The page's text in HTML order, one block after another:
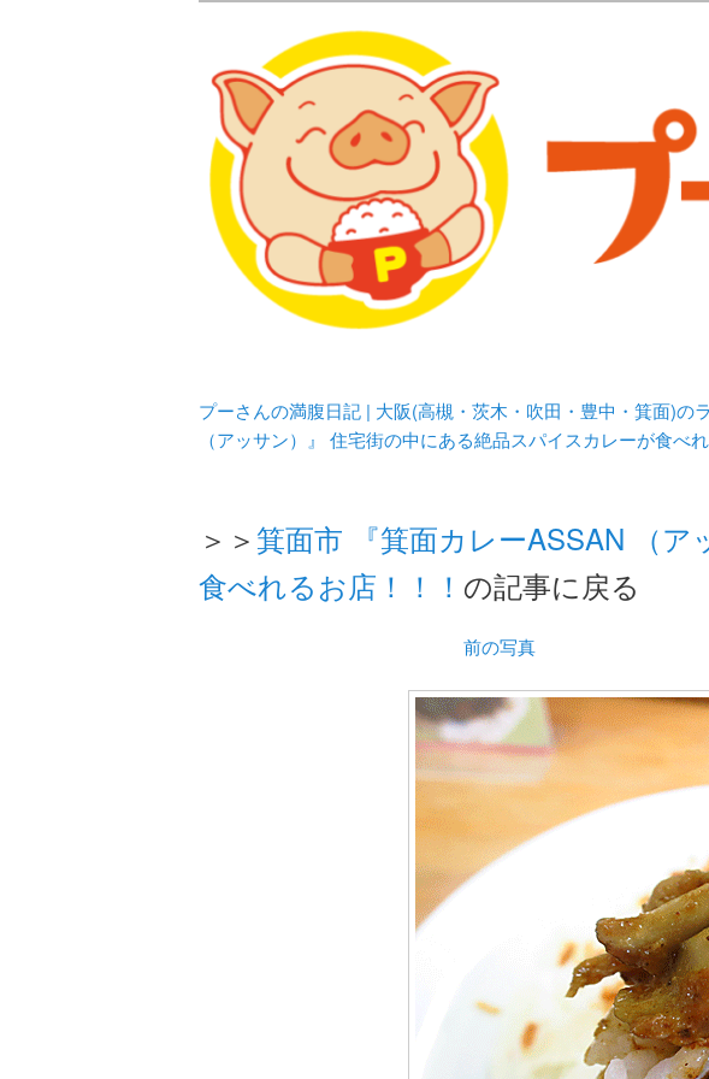
プーさんの満腹日記 | 大
豊中・箕面)のランチ＆
化してます。
プーさんの満腹日記 | 大阪(高槻・茨木・吹田・豊中・箕面)の
（アッサン）』 住宅街の中にある絶品スパイスカレーが食べ
＞＞ 箕面市 『箕面カレーASSAN （
食べれるお店！！！ の記事に戻る
前の写真